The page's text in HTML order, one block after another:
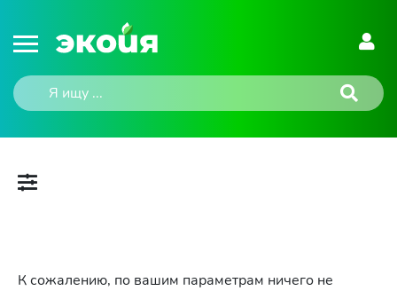
К сожалению, по вашим параметрам ничего не